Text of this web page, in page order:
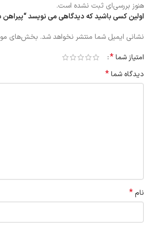
هنوز بررسی‌ای ثبت نشده است.
اولین کسی باشید که دیدگاهی می نویسد
نشانی ایمیل شما منتشر نخواهد شد. بخش‌های
امتیاز شما*
دیدگاه شما*
نام*